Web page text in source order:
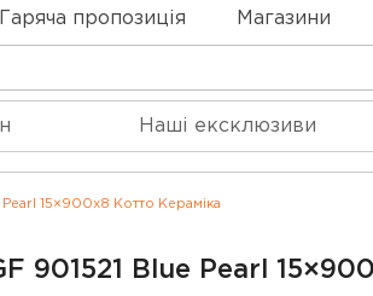
Гаряча пропозиція Магазини
Наші ексклюзиви
15×900x8 Котто Кераміка
901521 Blue Pearl